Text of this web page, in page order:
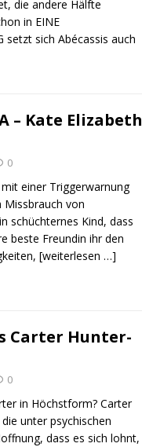
die andere Hälfte
in EINE
setzt sich Abécassis auch
– Kate Elizabeth
0
einer Triggerwarnung
Missbrauch von
schüchternes Kind, dass
beste Freundin ihr den
[weiterlesen …]
Carter Hunter-
0
in Höchstform? Carter
unter psychischen
dass es sich lohnt,